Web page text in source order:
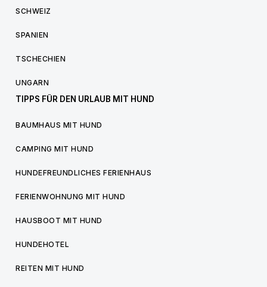
SCHWEIZ
SPANIEN
TSCHECHIEN
UNGARN
TIPPS FÜR DEN URLAUB MIT HUND
BAUMHAUS MIT HUND
CAMPING MIT HUND
HUNDEFREUNDLICHES FERIENHAUS
FERIENWOHNUNG MIT HUND
HAUSBOOT MIT HUND
HUNDEHOTEL
REITEN MIT HUND